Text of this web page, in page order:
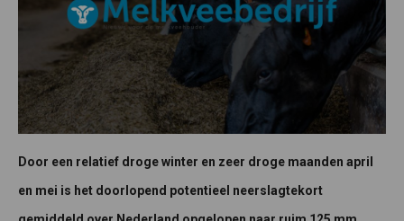
Door een relatief droge winter en zeer droge maanden april
en mei is het doorlopend potentieel neerslagtekort